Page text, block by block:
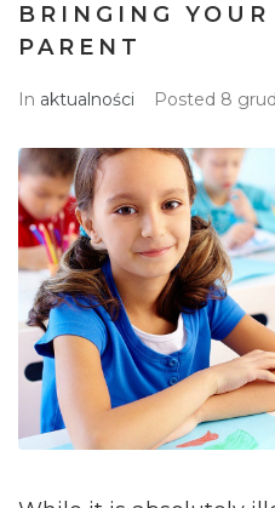
BRINGING
PARENT
In aktualności Posted 8